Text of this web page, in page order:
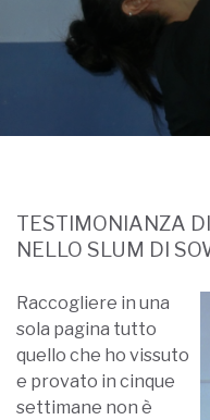
TESTIMONIANZA
NELLO SLUM DI
Raccogliere in una
sola pagina tutto
quello che ho vissuto
e provato in cinque
settimane non è